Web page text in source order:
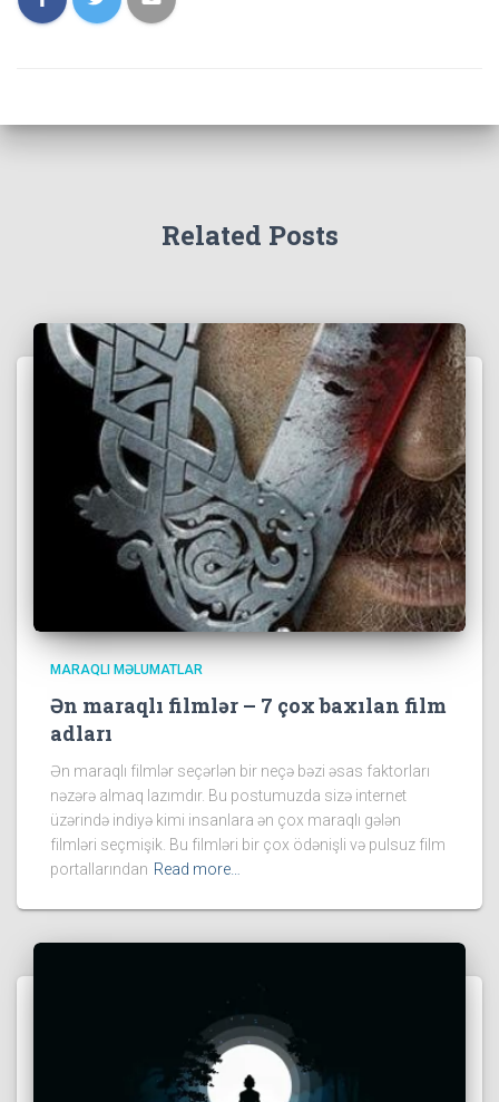
Related Posts
MARAQLI MƏLUMATLAR
Ən maraqlı filmlər – 7 çox baxılan film
adları
Ən maraqlı filmlər seçərlən bir neçə bəzi əsas faktorları
nəzərə almaq lazımdır. Bu postumuzda sizə internet
üzərində indiyə kimi insanlara ən çox maraqlı gələn
filmləri seçmişik. Bu filmləri bir çox ödənişli və pulsuz film
portallarından Read more…